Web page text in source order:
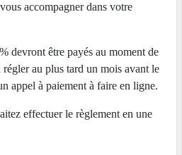
accompagner dans votre
devront être payés au moment de
au plus tard un mois avant le
appel à paiement à faire en ligne.
effectuer le règlement en une